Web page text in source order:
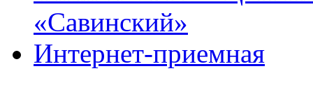
«Савинский»
Интернет-приемная